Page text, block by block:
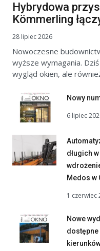
Hybrydowa
Kömmerling
28 lipiec 2026
Nowoczesne
wyższe wymagania.
wygląd okien, ale
Nowy
6 lipiec
długich
Medos w
1 czerwiec
Nowe